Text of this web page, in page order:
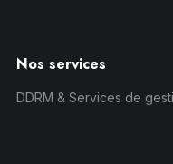
Nos services
DDRM & Services de